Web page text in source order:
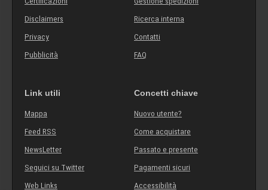
Disclaimers
Privacy
Pubblicità
Ricerca interna
Contatti
FAQ
Link utili
Mappa
Feed RSS
NewsLetter
Seguici su Twitter
Web Links
Concetti chiave
Nuovo utente?
Come acquistare
Passato e presente
Pagamenti sicuri
Accessibilità